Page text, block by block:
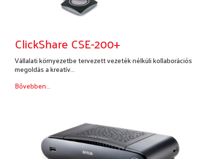
ClickShare CSE-200+
Vállalati környezetbe tervezett vezeték nélküli kollaborációs
megoldás a kreatív...
Bővebben...